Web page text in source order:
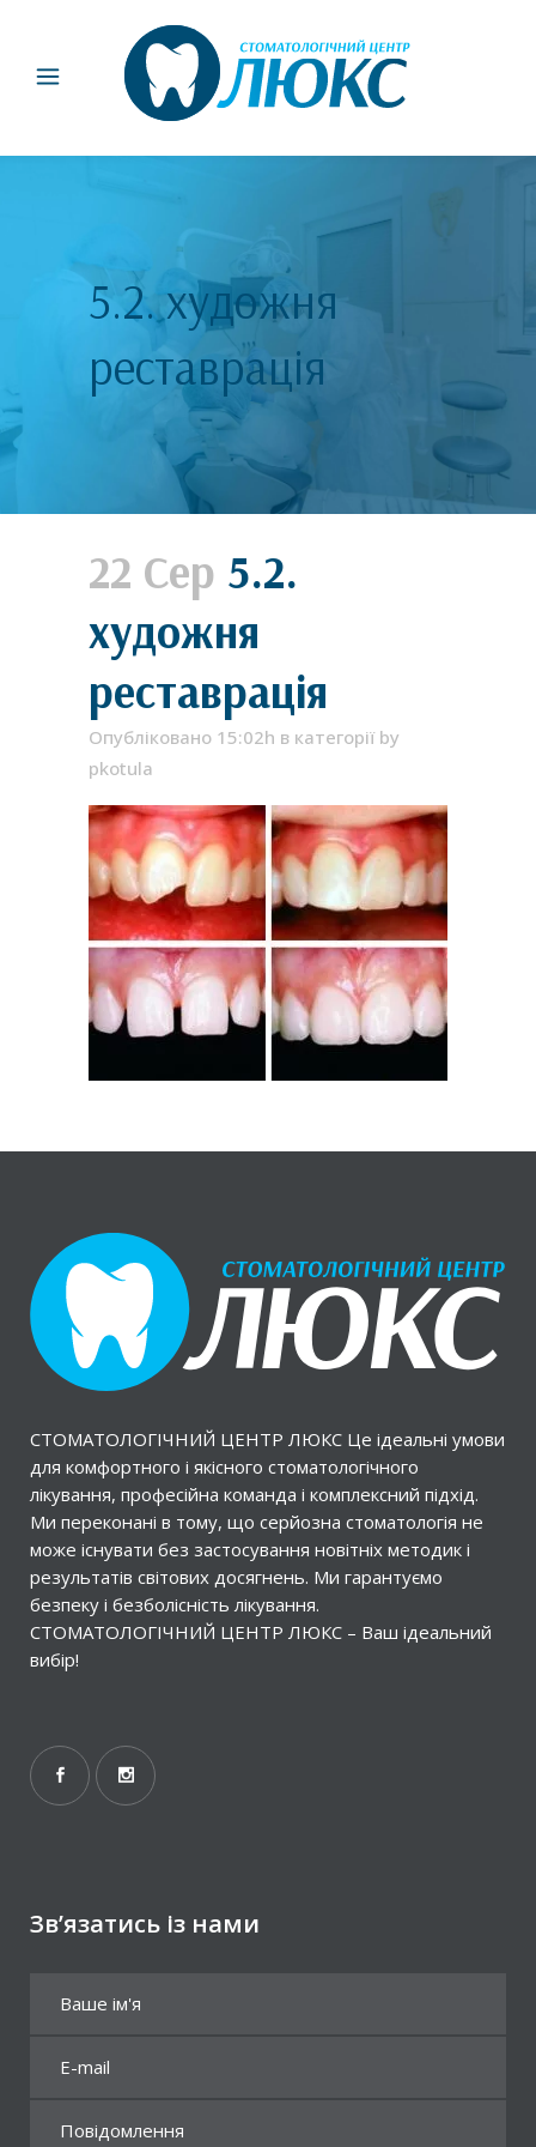
5.2. художня
реставрація
22 Сер 5.2.
художня
реставрація
Опубліковано 15:02h в категорії by
pkotula
СТОМАТОЛОГІЧНИЙ ЦЕНТР ЛЮКС Це ідеальні умови
для комфортного і якісного стоматологічного
лікування, професійна команда і комплексний підхід.
Ми переконані в тому, що серйозна стоматологія не
може існувати без застосування новітніх методик і
результатів світових досягнень. Ми гарантуємо
безпеку і безболісність лікування.
СТОМАТОЛОГІЧНИЙ ЦЕНТР ЛЮКС – Ваш ідеальний
вибір!
Зв’язатись із нами